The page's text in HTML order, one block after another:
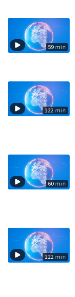
59 min
122 min
60 min
122 min